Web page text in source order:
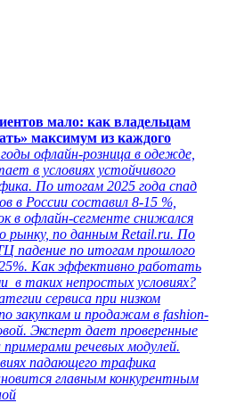
мало: как владельцам
максимум из каждого
офлайн-розница в одежде,
в условиях устойчивого
По итогам 2025 года спад
в России составил 8-15 %,
в офлайн-сегменте снижался
рынку, по данным Retail.ru. По
падение по итогам прошлого
Как эффективно работать
в таких непростых условиях?
сервиса при низком
закупкам и продажам в fashion-
Эксперт дает проверенные
речевых модулей.
падающего трафика
главным конкурентным